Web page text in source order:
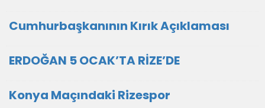
Cumhurbaşkanının Kırık Açıklaması
ERDOĞAN 5 OCAK’TA RİZE’DE
Konya Maçındaki Rizespor